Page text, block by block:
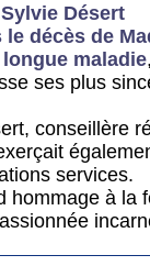
Désert
le décès de
maladie
ses plus
conseillère
services.
hommage à la